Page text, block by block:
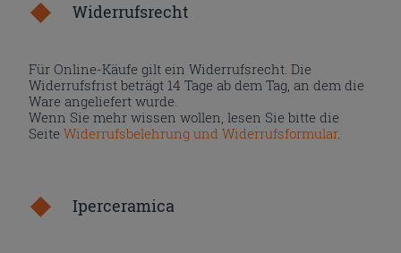
Widerrufsrecht
Für Online-Käufe gilt ein Widerrufsrecht. Die
Widerrufsfrist beträgt 14 Tage ab dem Tag, an dem die
Ware angeliefert wurde.
Wenn Sie mehr wissen wollen, lesen Sie bitte die
SeiteWiderrufsbelehrung und Widerrufsformular.
Iperceramica